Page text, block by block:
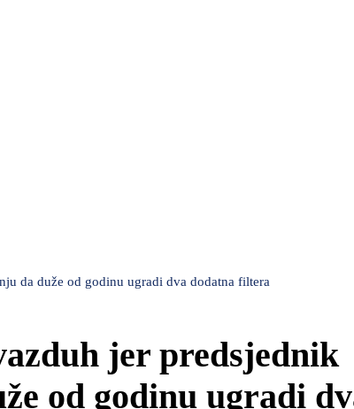
da duže od godinu ugradi dva dodatna filtera
jer predsjednik
od godinu ugradi